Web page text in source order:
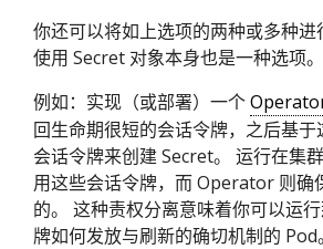
你还可以将如上选项的两种或多种
使用 Secret 对象本身也是一种选项。
例如：实现（或部署）一个
回生命期很短的会话令牌，之后基
会话令牌来创建 Secret。 运行在集
用这些会话令牌，而 Operator 则确
的。 这种责权分离意味着你可以运
牌如何发放与刷新的确切机制的 Pod。